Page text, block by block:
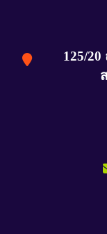
125/